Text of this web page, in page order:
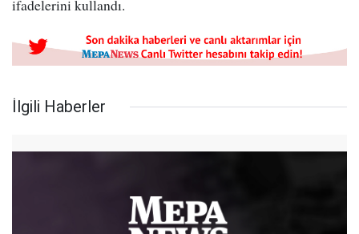
ifadelerini kullandı.
İlgili Haberler